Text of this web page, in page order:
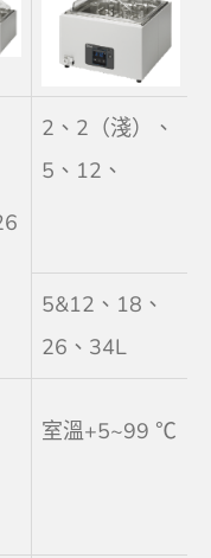
2、2（淺）、
5、12、
5&12、18、
26、34L
室溫+5~99 ℃